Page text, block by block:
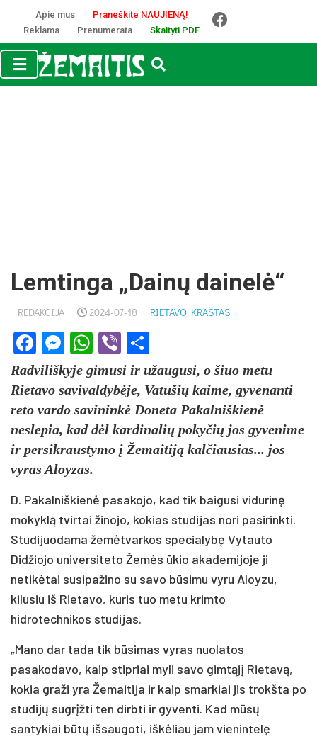
Apie mus
Praneškite NAUJIENĄ!
Reklama
Prenumerata Skaityti PDF
Lemtinga „Dainų dainelė“
REDAKCIJA 2024-07-18 RIETAVO KRAŠTAS
Facebook
Messenger
WhatsApp
Viber
Radviliškyje gimusi ir užaugusi, o šiuo metu
Rietavo savivaldybėje, Vatušių kaime, gyvenanti
reto vardo savininkė Doneta Pakalniškienė
neslepia, kad dėl kardinalių pokyčių jos gyvenime
ir persikraustymo į Žemaitiją kalčiausias... jos
vyras Aloyzas.
D. Pakalniškienė pasakojo, kad tik baigusi vidurinę
mokyklą tvirtai žinojo, kokias studijas nori pasirinkti.
Studijuodama žemėtvarkos specialybę Vytauto
Didžiojo universiteto Žemės ūkio akademijoje ji
netikėtai susipažino su savo būsimu vyru Aloyzu,
kilusiu iš Rietavo, kuris tuo metu krimto
hidrotechnikos studijas.
„Mano dar tada tik būsimas vyras nuolatos
pasakodavo, kaip stipriai myli savo gimtąjį Rietavą,
kokia graži yra Žemaitija ir kaip smarkiai jis trokšta po
studijų sugrįžti ten dirbti ir gyventi. Kad mūsų
santykiai būtų išsaugoti, iškėliau jam vienintelę